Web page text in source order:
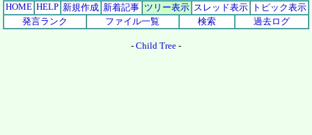
HOME HELP 新規作成 新着記事 ツリー表示 スレッド表示
トピック表示
発言ランク
ファイル一覧 検索 過去ログ
- Child Tree -